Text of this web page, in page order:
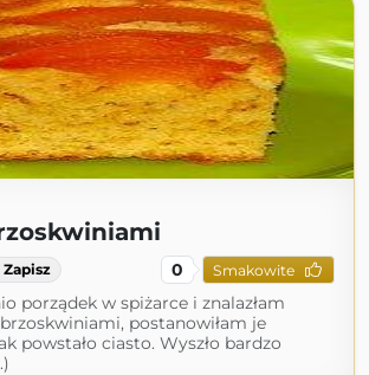
Zapisz 0 Smakowite
porządek w spiżarce i znalazłam
postanowiłam je
powstało ciasto. Wyszło bardzo